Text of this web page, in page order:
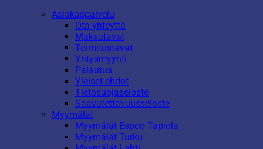
Asiakaspalvelu
Ota yhteyttä
Maksutavat
Toimitustavat
Yritysmyynti
Palautus
Yleiset ehdot
Tietosuojaseloste
Saavutettavuusseloste
Myymälät
Myymälät Espoo Tapiola
Myymälät Turku